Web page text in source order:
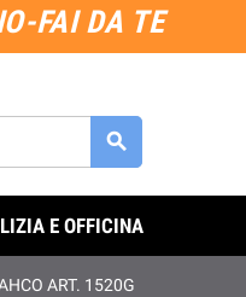
FAI DA TE

E OFFICINA
ART. 1520G